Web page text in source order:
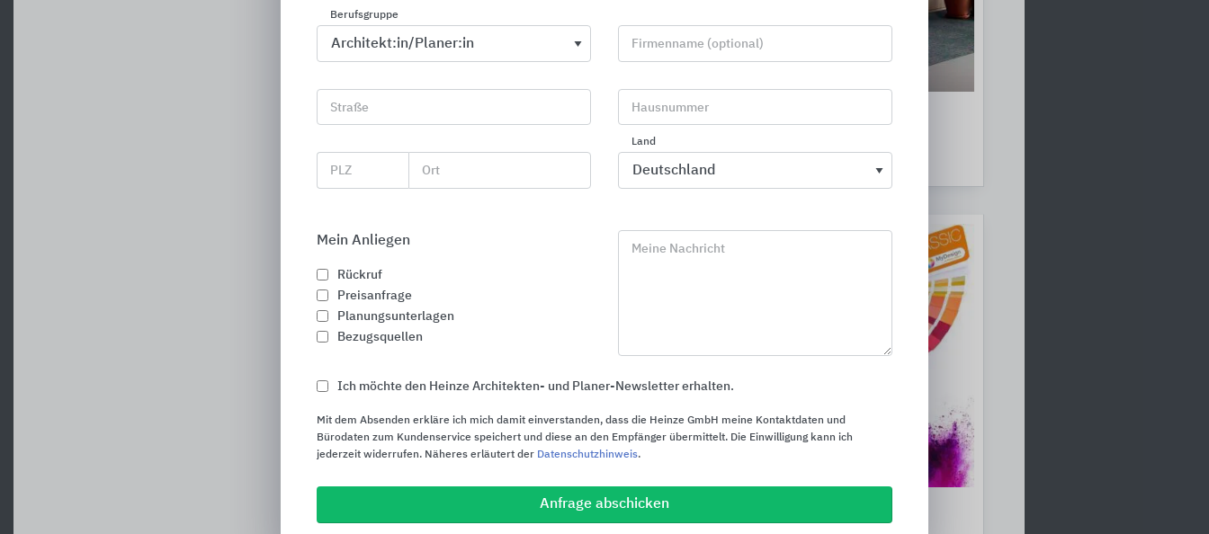
Keramikfliesen für Wand und Boden
Berufsgruppe
Firmenname (optional)
Straße Hausnummer
PLZ Ort
Land
Mein Anliegen
Rückruf
Preisanfrage
Planungsunterlagen
Bezugsquellen
Meine Nachricht
Ich möchte den Heinze Architekten- und Planer-Newsletter erhalten.
Mit dem Absenden erkläre ich mich damit einverstanden, dass die Heinze GmbH meine Kontaktdaten und
Bürodaten zum Kundenservice speichert und diese an den Empfänger übermittelt. Die Einwilligung kann ich
jederzeit widerrufen. Näheres erläutert der Datenschutzhinweis.
Anfrage abschicken